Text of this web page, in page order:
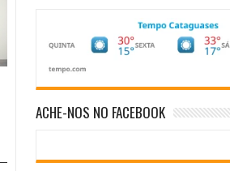
ACHE-NOS NO FACEBOOK